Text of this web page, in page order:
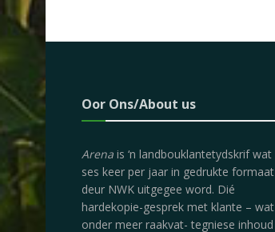
Oor Ons/About us
Arena is ‘n landbouklantetydskrif wat
ses keer per jaar in gedrukte formaat
deur NWK uitgegee word. Dié
hardekopie-gesprek met klante – wat
onder meer raakvat- tegniese inhoud